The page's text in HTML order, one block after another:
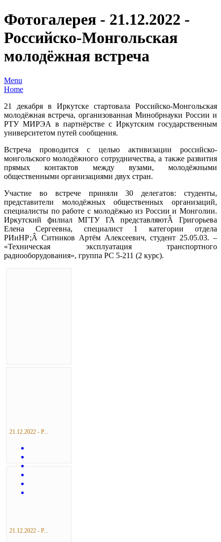
Фотогалерея - 21.12.2022 -
Российско-Монгольская
молодёжная встреча
Menu
Home
21 декабря в Иркутске стартовала Российско-Монгольская
молодёжная встреча, организованная Минобрнауки России и
РТУ МИРЭА в партнёрстве с Иркутским государственным
университетом путей сообщения.
Встреча проводится с целью активизации российско-
монгольского молодёжного сотрудничества, а также развития
прямых контактов между вузами, молодёжными
общественными организациями двух стран.
Участие во встрече приняли 30 делегатов: студенты,
представители молодёжных общественных организаций,
специалисты по работе с молодёжью из России и Монголии.
Иркутский филиал МГТУ ГА представляютÂ Григорьева
Елена Сергеевна, специалист 1 категории отдела
РИиНР;Â Ситников Артём Алексеевич, студент 25.05.03. –
«Техническая эксплуатация транспортного
радиооборудования», группа РС 5-211 (2 курс).
21.12.2022 - Р...
21.12.2022 - Р...